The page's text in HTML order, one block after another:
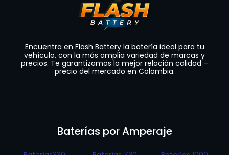
Encuentra en Flash Battery la batería ideal para tu
vehículo, con la más amplia variedad de marcas y
precios. Te garantizamos la mejor relación calidad –
precio del mercado en Colombia.
Baterías por Amperaje